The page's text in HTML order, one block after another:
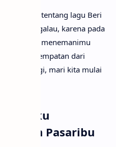
penasaran tentang lagu Beri
Tak perlu galau, karena pada
akan menemanimu
Aku Kesempatan dari
lama lagi, mari kita mulai
Beri Aku
Stevan Pasaribu